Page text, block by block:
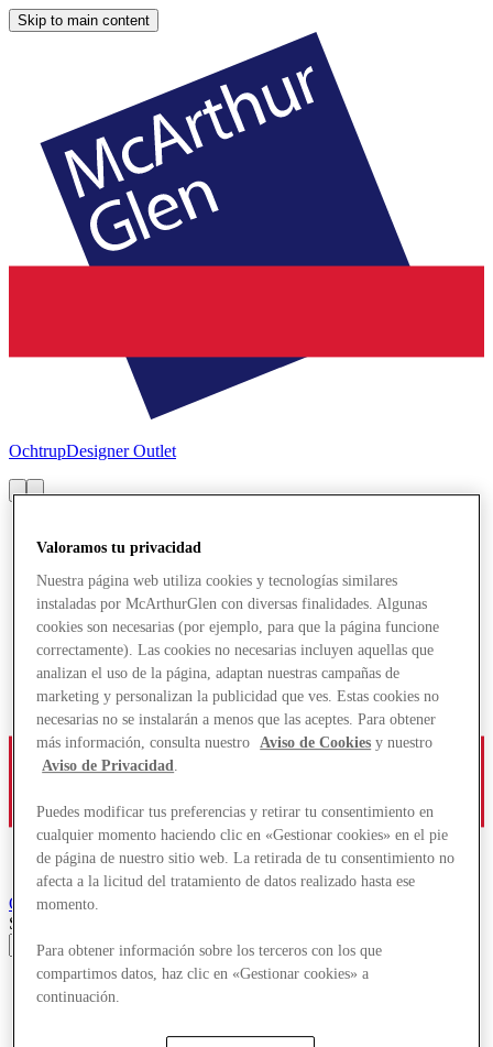
Skip to main content
OchtrupDesigner Outlet
OchtrupDesigner Outlet
Search input
Tiendas
¿Qué pasa?
Valoramos tu privacidad
Nuestra página web utiliza cookies y tecnologías similares
instaladas por McArthurGlen con diversas finalidades. Algunas
cookies son necesarias (por ejemplo, para que la página funcione
correctamente). Las cookies no necesarias incluyen aquellas que
analizan el uso de la página, adaptan nuestras campañas de
marketing y personalizan la publicidad que ves. Estas cookies no
necesarias no se instalarán a menos que las aceptes. Para obtener
más información, consulta nuestro
Aviso de Cookies y nuestro
Aviso de Privacidad
Puedes modificar tus preferencias y retirar tu consentimiento en
cualquier momento haciendo clic en «Gestionar cookies» en el pie
de página de nuestro sitio web. La retirada de tu consentimiento no
afecta a la licitud del tratamiento de datos realizado hasta ese
momento.
Para obtener información sobre los terceros con los que
compartimos datos, haz clic en «Gestionar cookies» a
continuación.